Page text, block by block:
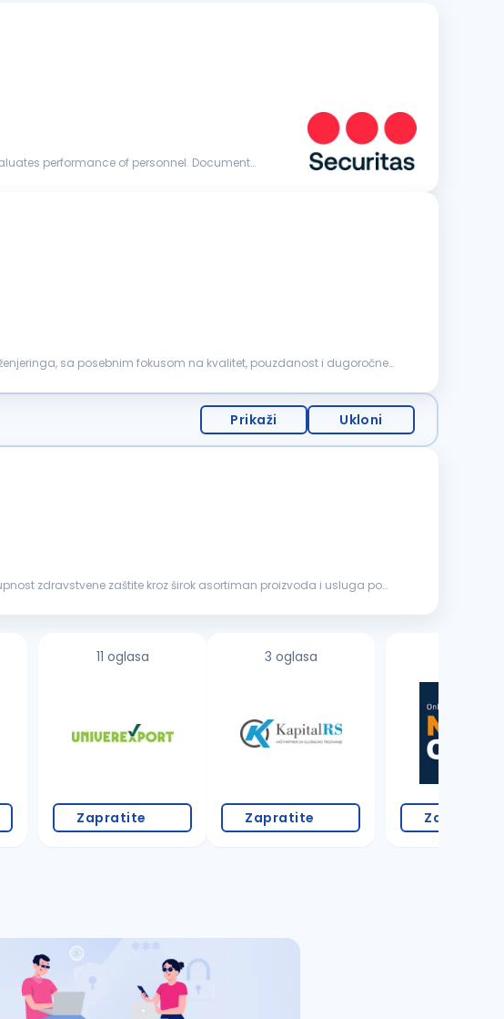
sa posebnim fokusom na kvalitet, pouzdanost i dugoročne
Prikaži Ukloni
zdravstvene zaštite kroz širok asortiman proizvoda i usluga po
11 oglasa
Zapratite
3 oglasa
Zapratite Zapratite